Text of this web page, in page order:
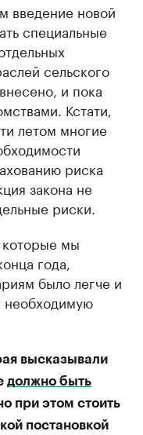
введение новой
специальные
сельского
и пока
Кстати,
летом многие
риска
закона не
риски.
мы
года,
было легче и
необходимую
высказывали
должно быть
при этом стоить
постановкой